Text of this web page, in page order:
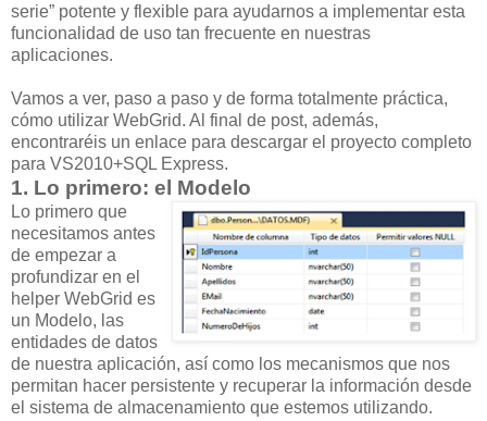
serie” potente y flexible para ayudarnos a implementar esta
funcionalidad de uso tan frecuente en nuestras
aplicaciones.
Vamos a ver, paso a paso y de forma totalmente práctica,
cómo utilizar WebGrid. Al final de post, además,
encontraréis un enlace para descargar el proyecto completo
para VS2010+SQL Express.
1. Lo primero: el Modelo
Lo primero que
necesitamos antes
de empezar a
profundizar en el
helper WebGrid es
un Modelo, las
entidades de datos
de nuestra aplicación, así como los mecanismos que nos
permitan hacer persistente y recuperar la información desde
el sistema de almacenamiento que estemos utilizando.